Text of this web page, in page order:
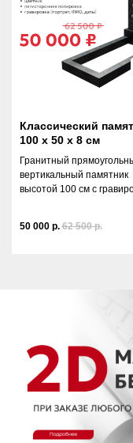
Классический
100 х 50 х 8 см
Гранитный
вертикальный памятник
высотой 100 см с
50 000 р. 62 500 р.
КОМФОРТНОЙ
ЖДЁМ В
ПОМОЧЬ ВАМ
вам не нужно
отправим фото и